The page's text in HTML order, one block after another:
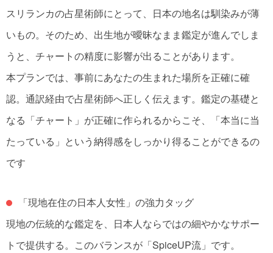
スリランカの占星術師にとって、日本の地名は馴染みが薄
いもの。そのため、出生地が曖昧なまま鑑定が進んでしま
うと、チャートの精度に影響が出ることがあります。
本プランでは、事前にあなたの生まれた場所を正確に確
認。通訳経由で占星術師へ正しく伝えます。鑑定の基礎と
なる「チャート」が正確に作られるからこそ、「本当に当
たっている」という納得感をしっかり得ることができるの
です
「現地在住の日本人女性」の強力タッグ
現地の伝統的な鑑定を、日本人ならではの細やかなサポー
トで提供する。このバランスが「SpiceUP流」です。